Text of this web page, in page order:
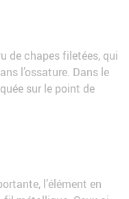
de chapes filetées, qui
l’ossature. Dans le
sur le point de
l’élément en